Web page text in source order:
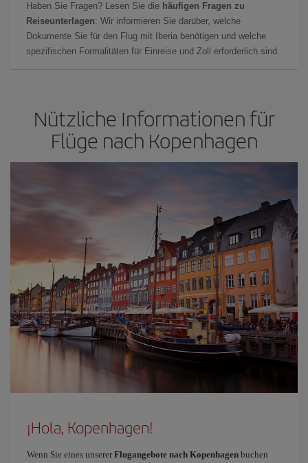
Haben Sie Fragen? Lesen Sie die häufigen Fragen zu
Reiseunterlagen: Wir informieren Sie darüber, welche
Dokumente Sie für den Flug mit Iberia benötigen und welche
spezifischen Formalitäten für Einreise und Zoll erforderlich sind.
Nützliche Informationen für
Flüge nach Kopenhagen
¡Hola, Kopenhagen!
Wenn Sie eines unserer Flugangebote nach Kopenhagen buchen